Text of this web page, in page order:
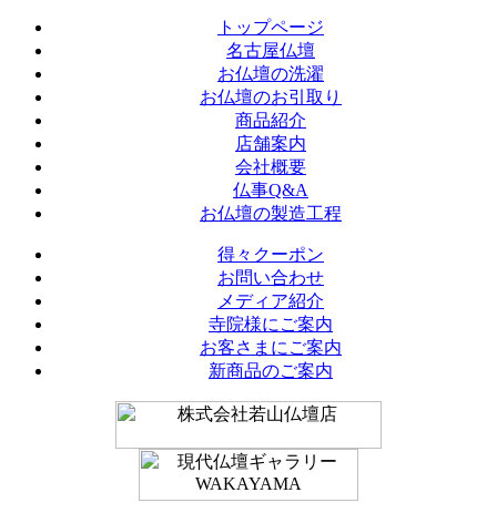
トップページ
名古屋仏壇
お仏壇の洗濯
お仏壇のお引取り
商品紹介
店舗案内
会社概要
仏事Q&A
お仏壇の製造工程
得々クーポン
お問い合わせ
メディア紹介
寺院様にご案内
お客さまにご案内
新商品のご案内